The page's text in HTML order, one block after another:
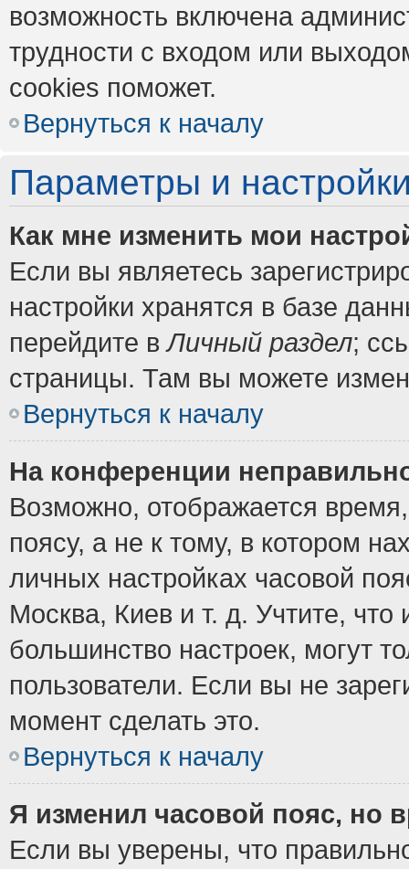
возможность включена
трудности с входом или
cookies поможет.
Вернуться к началу
Параметры и
Как мне изменить мои
Если вы являетесь
настройки хранятся в базе
перейдите вЛичный раздел;
страницы. Там вы можете
Вернуться к началу
На конференции
Возможно, отображается
поясу, а не к тому, в котором
личных настройках часовой
Москва, Киев и т. д. Учтите, что
большинство настроек, могут
пользователи. Если вы не
момент сделать это.
Вернуться к началу
Я изменил часовой пояс, но
Если вы уверены, что